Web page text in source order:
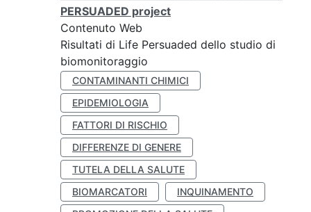
PERSUADED project
Contenuto Web
Risultati di Life Persuaded dello studio di
biomonitoraggio
CONTAMINANTI CHIMICI
EPIDEMIOLOGIA
FATTORI DI RISCHIO
DIFFERENZE DI GENERE
TUTELA DELLA SALUTE
BIOMARCATORI
INQUINAMENTO